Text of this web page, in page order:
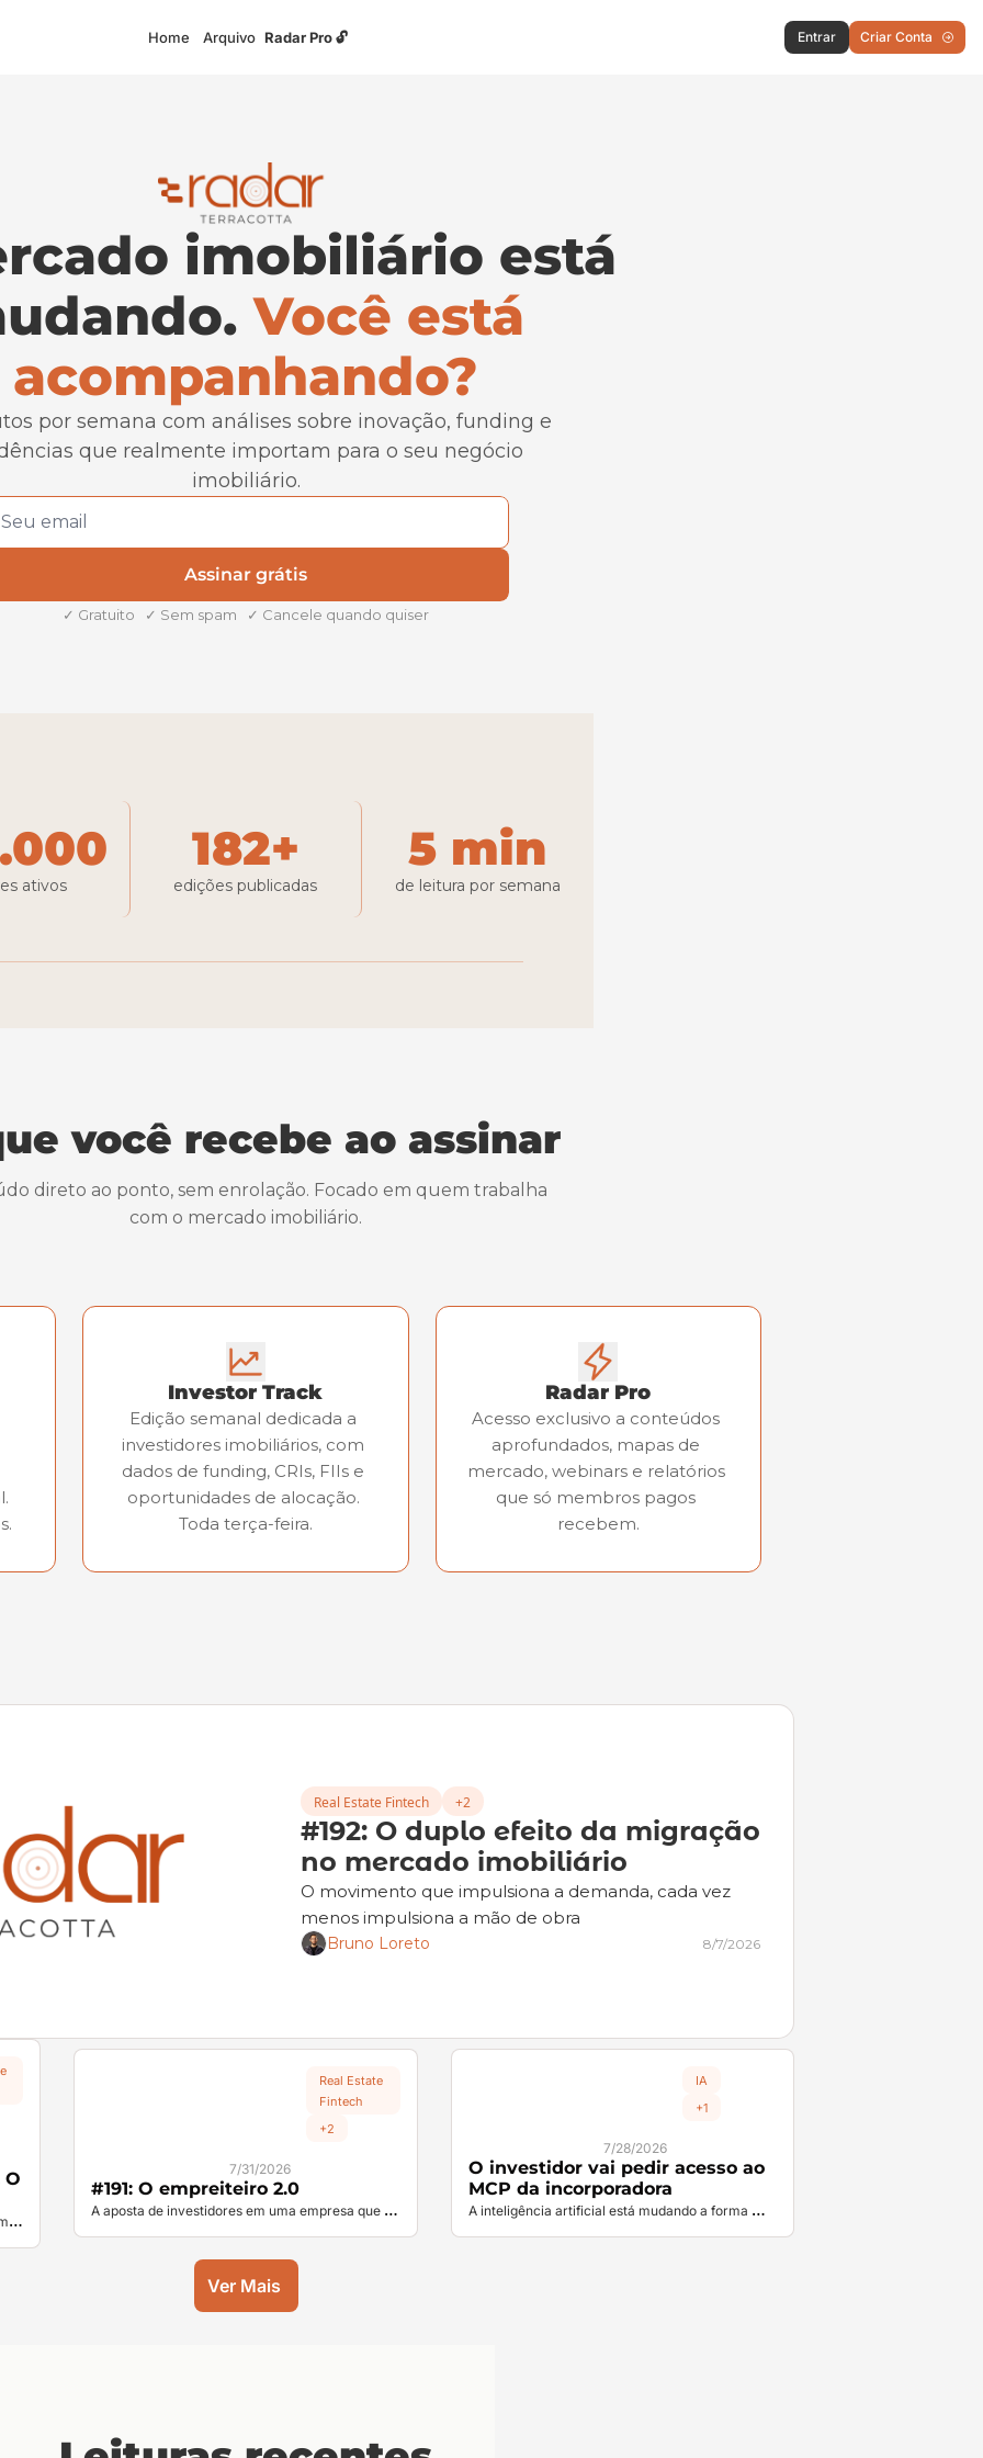
Home Arquivo Radar Pro 🔓 Entrar Criar Conta
imobiliário está
Você está
acompanhando?
por semana com análises sobre inovação, funding e
que realmente importam para o seu negócio
imobiliário.
Assinar grátis
✓ Gratuito   ✓ Sem spam   ✓ Cancele quando quiser
ativos
182+
edições publicadas
5 min
de leitura por semana
você recebe ao assinar
direto ao ponto, sem enrolação. Focado em quem trabalha
com o mercado imobiliário.
Investor Track
Edição semanal dedicada a
investidores imobiliários, com
dados de funding, CRIs, FIIs e
oportunidades de alocação.
Toda terça-feira.
Radar Pro
Acesso exclusivo a conteúdos
aprofundados, mapas de
mercado, webinars e relatórios
que só membros pagos
recebem.
Real Estate Fintech +2
#192: O duplo efeito da migração
no mercado imobiliário
O movimento que impulsiona a demanda, cada vez
menos impulsiona a mão de obra
Bruno Loreto 8/7/2026
O
Real Estate
Fintech
+2
7/31/2026
#191: O empreiteiro 2.0
A aposta de investidores em uma empresa que
IA
+1
7/28/2026
O investidor vai pedir acesso ao
MCP da incorporadora
A inteligência artificial está mudando a forma